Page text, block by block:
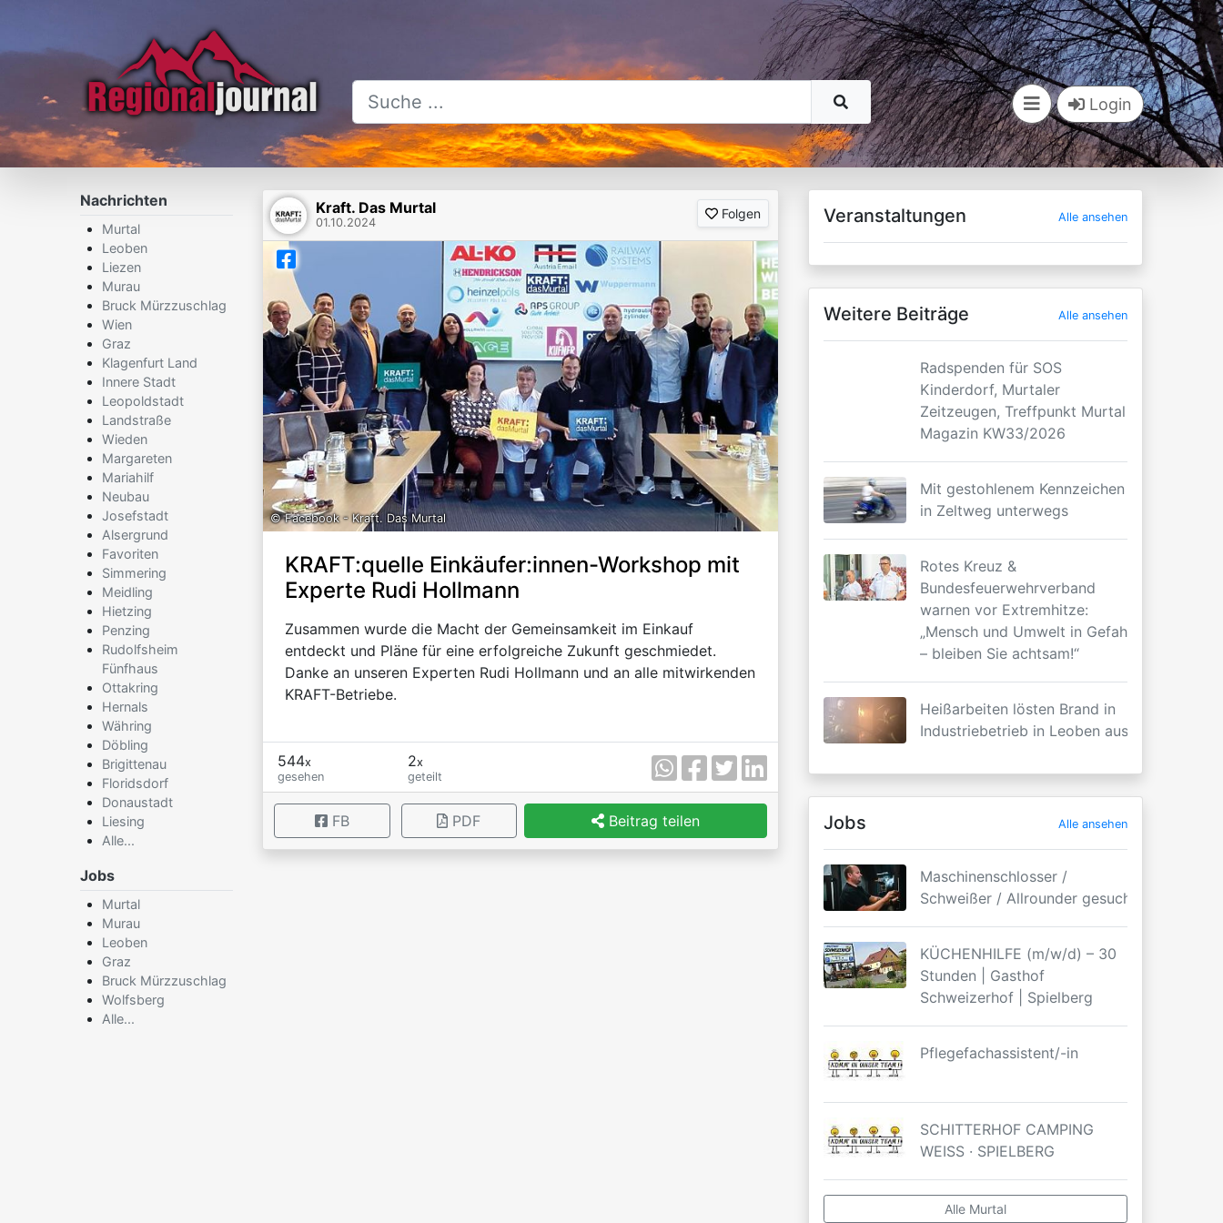
Login
Nachrichten
Murtal
Leoben
Liezen
Murau
Bruck Mürzzuschlag
Wien
Graz
Klagenfurt Land
Innere Stadt
Leopoldstadt
Landstraße
Wieden
Margareten
Mariahilf
Neubau
Josefstadt
Alsergrund
Favoriten
Simmering
Meidling
Hietzing
Penzing
Rudolfsheim
Fünfhaus
Ottakring
Hernals
Währing
Döbling
Brigittenau
Floridsdorf
Donaustadt
Liesing
Alle...
Jobs
Murtal
Murau
Leoben
Graz
Bruck Mürzzuschlag
Wolfsberg
Alle...
Kraft. Das Murtal
01.10.2024
Folgen
© Facebook - Kraft. Das Murtal
KRAFT:quelle Einkäufer:innen-Workshop mit
Experte Rudi Hollmann
Zusammen wurde die Macht der Gemeinsamkeit im Einkauf
entdeckt und Pläne für eine erfolgreiche Zukunft geschmiedet.
Danke an unseren Experten Rudi Hollmann und an alle mitwirkenden
KRAFT-Betriebe.
544x
gesehen
2x
geteilt
FB PDF Beitrag teilen
Veranstaltungen Alle ansehen
Weitere Beiträge Alle ansehen
Radspenden für SOS
Kinderdorf, Murtaler
Zeitzeugen, Treffpunkt Murtal
Magazin KW33/2026
Mit gestohlenem Kennzeichen
in Zeltweg unterwegs
Rotes Kreuz &
Bundesfeuerwehrverband
warnen vor Extremhitze:
„Mensch und Umwelt in Gefahr
– bleiben Sie achtsam!“
Heißarbeiten lösten Brand in
Industriebetrieb in Leoben aus
Jobs Alle ansehen
Maschinenschlosser /
Schweißer / Allrounder gesucht
KÜCHENHILFE (m/w/d) – 30
Stunden | Gasthof
Schweizerhof | Spielberg
Pflegefachassistent/-in
SCHITTERHOF CAMPING
WEISS · SPIELBERG
Alle Murtal